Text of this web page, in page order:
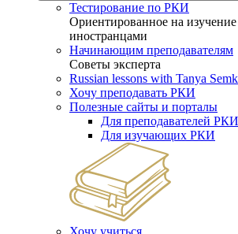
Тестирование по РКИ
Ориентированное на изучение
иностранцами
Начинающим преподавателям
Советы эксперта
Russian lessons with Tanya
Хочу преподавать РКИ
Полезные сайты и порталы
Для преподавателей РКИ
Для изучающих РКИ
Хочу учиться